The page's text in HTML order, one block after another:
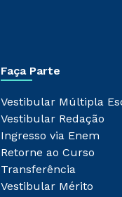
Faça Parte
Vestibular Múltipla
Vestibular Redação
Ingresso via Enem
Retorne ao Curso
Transferência
Vestibular Mérito